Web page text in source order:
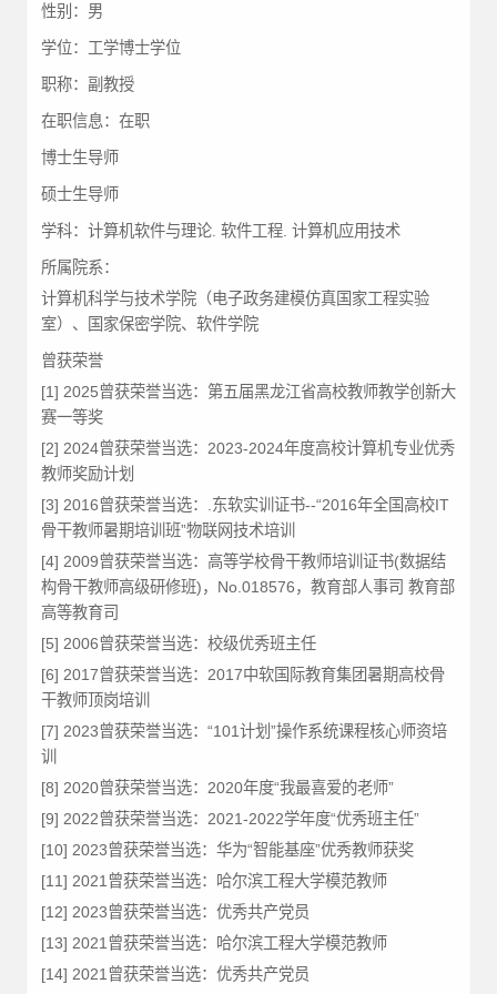
性别： 男
学位： 工学博士学位
职称： 副教授
在职信息： 在职
博士生导师
硕士生导师
学科： 计算机软件与理论. 软件工程. 计算机应用技术
所属院系：
计算机科学与技术学院（电子政务建模仿真国家工程实验
室）、国家保密学院、软件学院
曾获荣誉
[1] 2025曾获荣誉当选：第五届黑龙江省高校教师教学创新大
赛一等奖
[2] 2024曾获荣誉当选：2023-2024年度高校计算机专业优秀
教师奖励计划
[3] 2016曾获荣誉当选：.东软实训证书--“2016年全国高校IT
骨干教师暑期培训班”物联网技术培训
[4] 2009曾获荣誉当选：高等学校骨干教师培训证书(数据结
构骨干教师高级研修班)，No.018576，教育部人事司 教育部
高等教育司
[5] 2006曾获荣誉当选：校级优秀班主任
[6] 2017曾获荣誉当选：2017中软国际教育集团暑期高校骨
干教师顶岗培训
[7] 2023曾获荣誉当选：“101计划”操作系统课程核心师资培
训
[8] 2020曾获荣誉当选：2020年度“我最喜爱的老师”
[9] 2022曾获荣誉当选：2021-2022学年度“优秀班主任”
[10] 2023曾获荣誉当选：华为“智能基座”优秀教师获奖
[11] 2021曾获荣誉当选：哈尔滨工程大学模范教师
[12] 2023曾获荣誉当选：优秀共产党员
[13] 2021曾获荣誉当选：哈尔滨工程大学模范教师
[14] 2021曾获荣誉当选：优秀共产党员